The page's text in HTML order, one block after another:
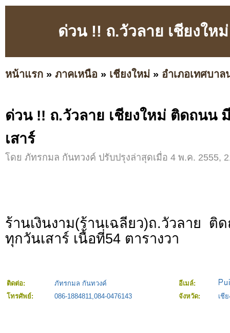
ด่วน !! ถ.วัวลาย เชียงใ
หน้าแรก » ภาคเหนือ » เชียงใหม่ » อำเภอเทศบาล
ด่วน !! ถ.วัวลาย เชียงใหม่ ติดถนน
เสาร์
โดย ภัทรกมล กันทวงค์ ปรับปรุงล่าสุดเมื่อ 4 พ.ค. 2555,
ร้านเงินงาม(ร้านเฉลียว)ถ.วัวลาย
ทุกวันเสาร์ เนื้อที่54 ตารางวา
ติดต่อ: ภัทรกมล กันทวงค์
อีเมล์:
โทรศัพย์:
086-1884811,084-0476143 จังหวัด: เชี